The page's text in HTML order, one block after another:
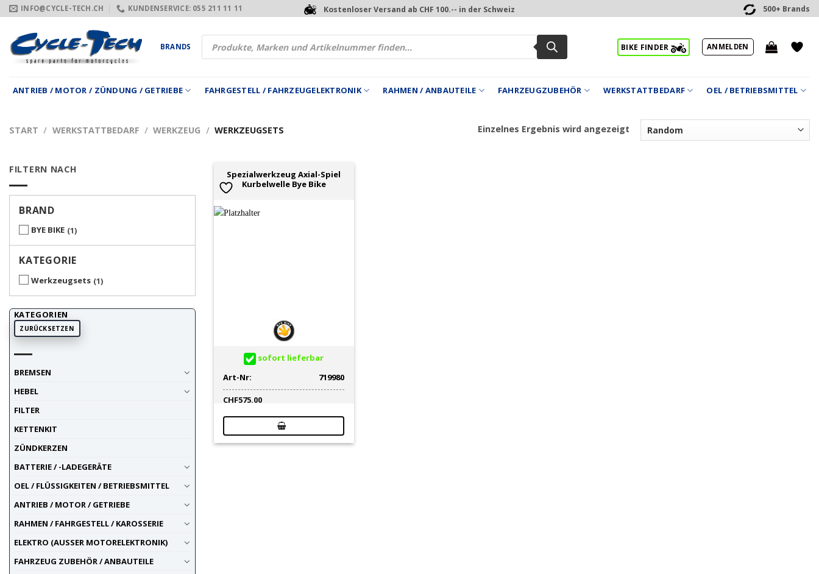
Zum
Inhalt
springen
INFO@CYCLE-TECH.CH KUNDENSERVICE: 055 211 11 11 Kostenloser Versand ab CHF 100.-- in der Schweiz 500+ Brands
BRANDS
Products
search
BIKE FINDER ANMELDEN
ANTRIEB / MOTOR / ZÜNDUNG / GETRIEBE FAHRGESTELL / FAHRZEUGELEKTRONIK RAHMEN / ANBAUTEILE FAHRZEUGZUBEHÖR WERKSTATTBEDARF OEL / BETRIEBSMITTEL
START / WERKSTATTBEDARF / WERKZEUG / WERKZEUGSETS Einzelnes Ergebnis wird angezeigt
FILTERN NACH
BRAND
BYE BIKE 1
KATEGORIE
Werkzeugsets 1
KATEGORIEN
ZURÜCKSETZEN
BREMSEN
HEBEL
FILTER
KETTENKIT
ZÜNDKERZEN
BATTERIE / -LADEGERÄTE
OEL / FLÜSSIGKEITEN / BETRIEBSMITTEL
ANTRIEB / MOTOR / GETRIEBE
RAHMEN / FAHRGESTELL / KAROSSERIE
ELEKTRO (AUSSER MOTORELEKTRONIK)
FAHRZEUG ZUBEHÖR / ANBAUTEILE
Spezialwerkzeug Axial-Spiel
Kurbelwelle Bye Bike
sofort lieferbar
Art-Nr:
719980
CHF575.00